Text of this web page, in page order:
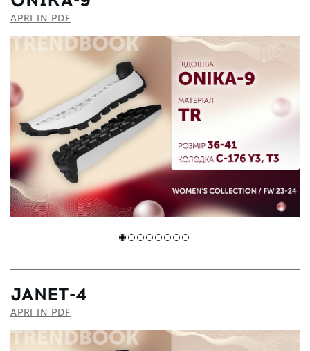
APRI IN PDF
JANET-4
APRI IN PDF